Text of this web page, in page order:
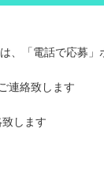
、「電話で応募」
連絡致します
致します